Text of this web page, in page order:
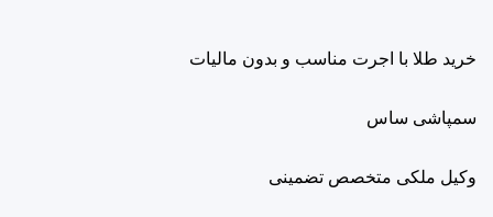
خرید طلا با اجرت مناسب و بدون مالیات
سمپاشی ساس
وکیل ملکی متخصص تضمینی